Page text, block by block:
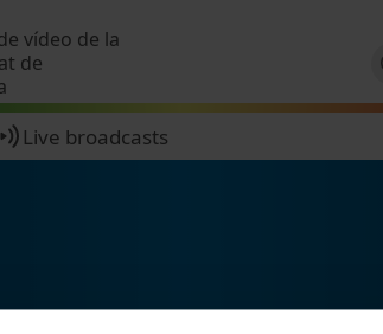
vídeo de la
de
Live broadcasts